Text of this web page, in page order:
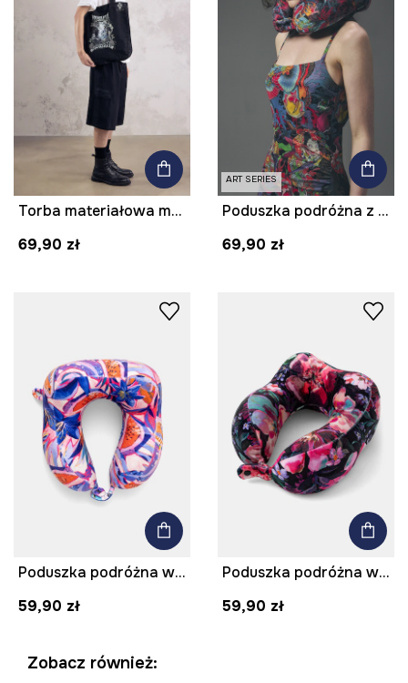
Torba materiałowa męska bawełniana z kolekcji Mythical Creatures
69,90 zł
ART SERIES
Poduszka podróżna z kolekcji Tattoo Art by Tuan Nguyen
69,90 zł
Poduszka podróżna wzorzysta
59,90 zł
Poduszka podróżna wzorzysta
59,90 zł
Zobacz również: